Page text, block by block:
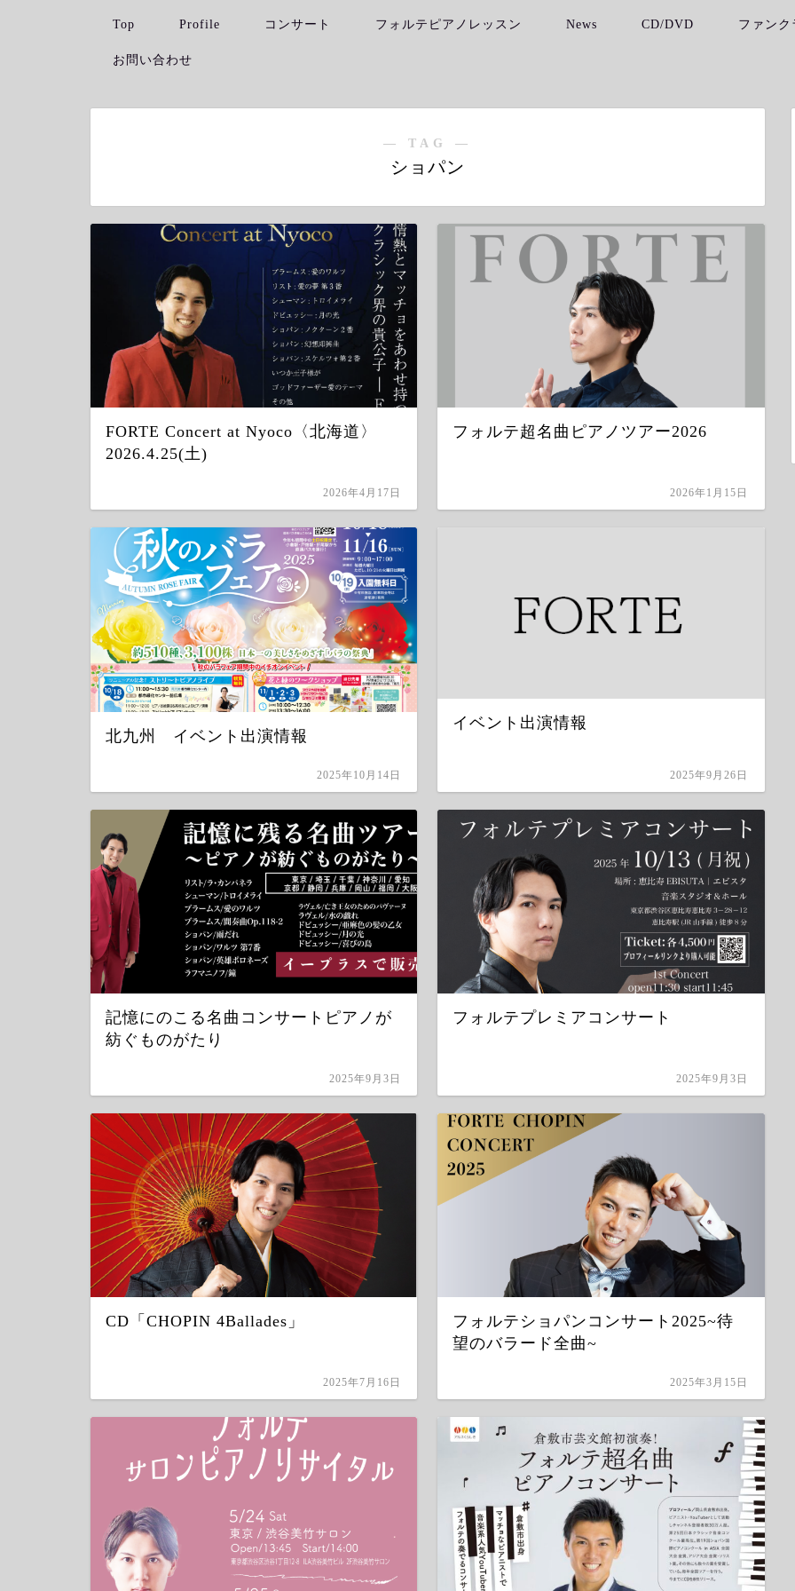
Top Profile コンサート フォルテピアノレッスン News CD/DVD ファンク
お問い合わせ
― TAG ―
ショパン
FORTE Concert at Nyoco〈北海道〉
2026.4.25(土)
2026年4月17日
フォルテ超名曲ピアノツアー2026
2026年1月15日
北九州 イベント出演情報
2025年10月14日
イベント出演情報
2025年9月26日
記憶にのこる名曲コンサートピアノが
紡ぐものがたり
2025年9月3日
フォルテプレミアコンサート
2025年9月3日
CD「CHOPIN 4Ballades」
2025年7月16日
フォルテショパンコンサート2025~待
望のバラード全曲~
2025年3月15日